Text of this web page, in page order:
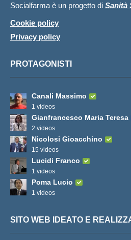
Socialfarma è un progetto di Sanità
Cookie policy
Privacy policy
PROTAGONISTI
Canali Massimo
1 videos
Gianfrancesco Maria Teresa
2 videos
Nicolosi Gioacchino
15 videos
Lucidi Franco
1 videos
Poma Lucio
1 videos
SITO WEB IDEATO E